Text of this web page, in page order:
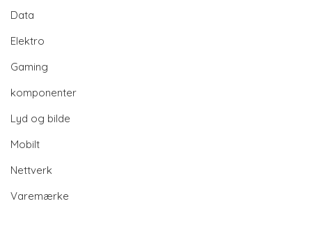
Data
Elektro
Gaming
komponenter
Lyd og bilde
Mobilt
Nettverk
Varemærke